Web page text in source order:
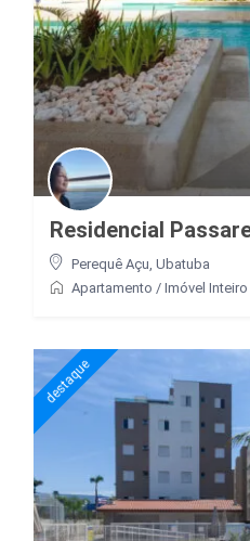
Residencial
Perequê Açu Ubatuba
Apartamento / Imóvel Inteiro
destaque